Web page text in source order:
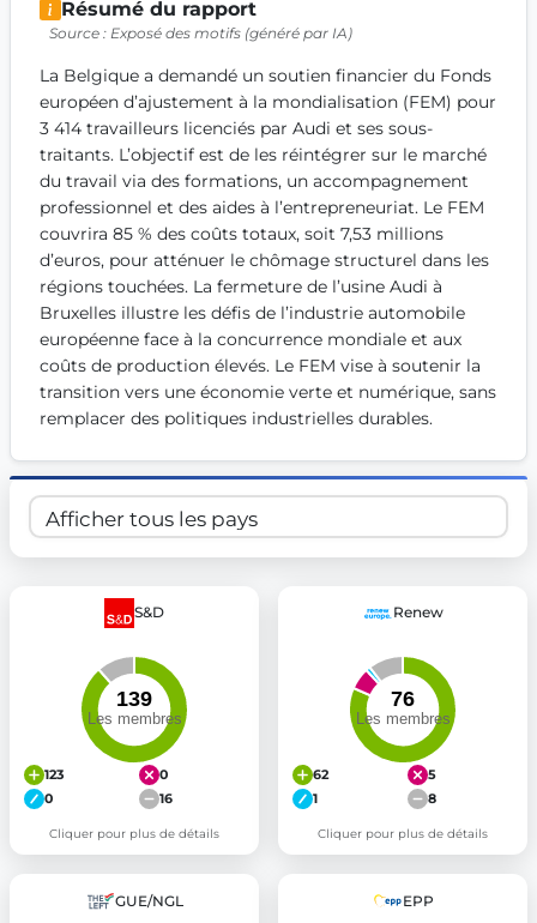
Get Involved
Become a member:Join us to advance digital democracy
Volunteer:Contribute your skills in technology, design,
Support democracy:
Help us strengthen accountability
Résumé du rapport
Source : Exposé des motifs (généré par IA)
La Belgique a demandé un soutien financier du Fonds
européen d’ajustement à la mondialisation (FEM) pour
3 414 travailleurs licenciés par Audi et ses sous-
traitants. L’objectif est de les réintégrer sur le marché
du travail via des formations, un accompagnement
professionnel et des aides à l’entrepreneuriat. Le FEM
couvrira 85 % des coûts totaux, soit 7,53 millions
d’euros, pour atténuer le chômage structurel dans les
régions touchées. La fermeture de l’usine Audi à
Bruxelles illustre les défis de l’industrie automobile
européenne face à la concurrence mondiale et aux
coûts de production élevés. Le FEM vise à soutenir la
transition vers une économie verte et numérique, sans
remplacer des politiques industrielles durables.
S&D
123
0
0
16
Cliquer pour plus de détails
Renew
62
5
1
8
Cliquer pour plus de détails
GUE/NGL EPP